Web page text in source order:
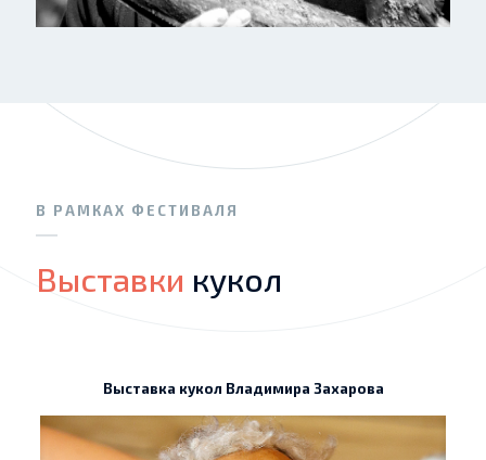
В РАМКАХ ФЕСТИВАЛЯ
Выставки кукол
Выставка кукол Владимира Захарова